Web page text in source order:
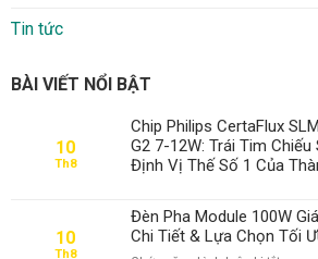
Tin tức
BÀI VIẾT NỔI BẬT
10
Th8
Chip Philips CertaFlux
G2 7-12W: Trái Tim
Định Vị Thế Số 1 Của
10
Th8
Đèn Pha Module 100W
Chi Tiết & Lựa Chọn Tối